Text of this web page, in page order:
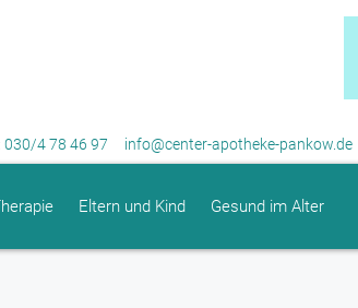
030/4 78 46 97 info@center-apotheke-pankow.de
Eltern und Kind Gesund im Alter